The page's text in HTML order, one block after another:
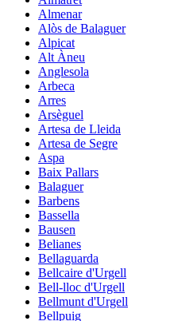
Almenar
Alòs de Balaguer
Alpicat
Alt Àneu
Anglesola
Arbeca
Arres
Arsèguel
Artesa de Lleida
Artesa de Segre
Aspa
Baix Pallars
Balaguer
Barbens
Bassella
Bausen
Belianes
Bellaguarda
Bellcaire d'Urgell
Bell-lloc d'Urgell
Bellmunt d'Urgell
Bellpuig